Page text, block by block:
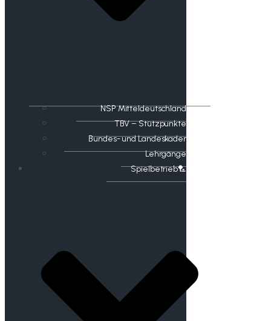
NSP Mitteldeutschland
TBV – Stützpunkte
Bundes- und Landeskader
Lehrgänge
Spielbetrieb🏸